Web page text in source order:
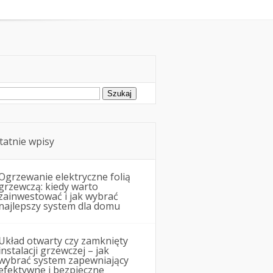
wpisy
elektryczne folią
kiedy warto
i jak wybrać
system dla domu
otwarty czy zamknięty
grzewczej – jak
system zapewniający
i bezpieczne